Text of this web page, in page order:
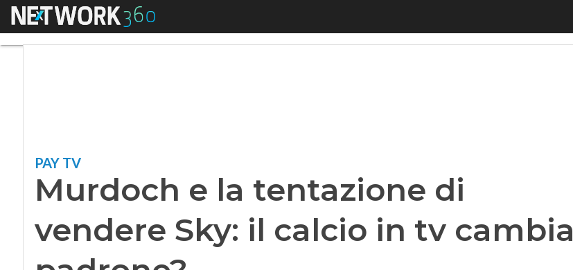
Menu
PAY TV
Murdoch e la tentazione di
vendere Sky: il calcio in tv cambia